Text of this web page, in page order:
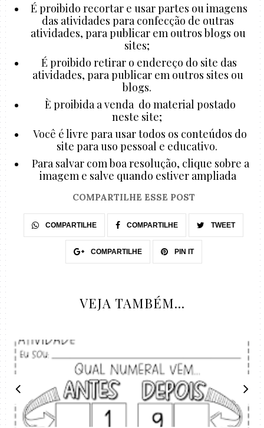
É proibido recortar e usar partes ou imagens
das atividades para confecção de outras
atividades, para publicar em outros blogs ou
sites;
É proibido retirar o endereço do site das
atividades, para publicar em outros sites ou
blogs.
È proibida a venda do material postado
neste site;
Você é livre para usar todos os conteúdos do
site para uso pessoal e educativo.
Para salvar com boa resolução, clique sobre a
imagem e salve quando estiver ampliada
COMPARTILHE ESSE POST
COMPARTILHE COMPARTILHE TWEET
COMPARTILHE PIN IT
VEJA TAMBÉM...